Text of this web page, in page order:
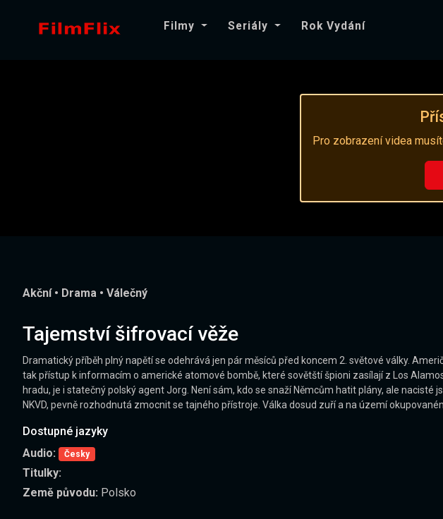
Filmy Seriály Rok Vydání
Pro zobrazení videa
Akční • Drama • Válečný
Tajemství šifrovací věže
Dramatický příběh plný napětí se odehrává jen pár měsíců před koncem 2. světové války.
tak přístup k informacím o americké atomové bombě, které sovětští špioni zasílají z Los
hradu, je i statečný polský agent Jorg. Není sám, kdo se snaží Němcům hatit plány, ale
NKVD, pevně rozhodnutá zmocnit se tajného přístroje. Válka dosud zuří a na území
Dostupné jazyky
Audio:
Česky
Titulky:
Země původu: Polsko